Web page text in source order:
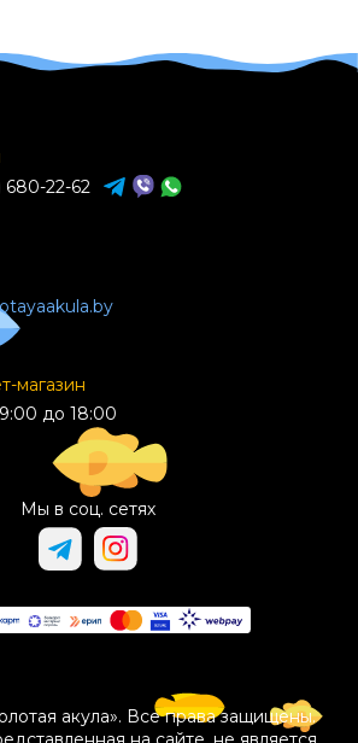
680-22-62
магазин
до 18:00
Мы в соц. сетях
акула». Все права защищены.